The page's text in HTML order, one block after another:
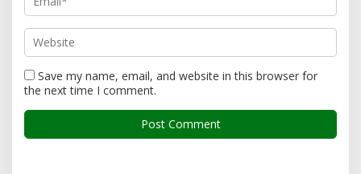
Save my name, email, and website in this browser for
the next time I comment.